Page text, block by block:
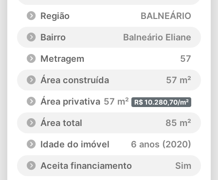
Região
BALNEÁRIO
Bairro
Balneário Eliane
Metragem
57
Área construída
57 m²
Área privativa 57 m² R$ 10.280,70/m²
Área total
85 m²
Idade do imóvel
6 anos (2020)
Aceita financiamento
Sim